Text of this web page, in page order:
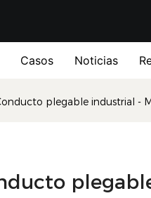
Casos Noticias
plegable industrial -